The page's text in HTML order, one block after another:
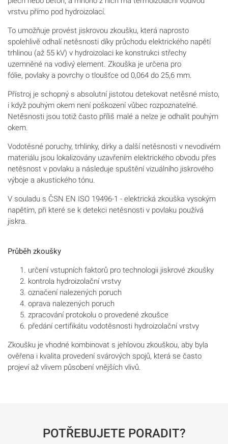
vrstvu přímo pod hydroizolací.
To umožňuje provést jiskrovou zkoušku, která naprosto
spolehlivě odhalí netěsnosti díky průchodu elektrického napětí
trhlinou (až 55 kV) v hydroizolaci ke konstrukci střechy
uzemněné na vodivý element. Zkouška je určena pro
fólie, povlaky a povrchy o tloušťce od 0,064 do 25,6 mm.
Přístroj je schopný s absolutní jistotou detekovat netěsné místo,
i když pouhým okem není poškození vůbec rozpoznatelné.
Netěsnosti jsou totiž často příliš malé a nelze je odhalit pouhým
okem.
Vodotěsné poruchy, trhlinky, dírky a další netěsnosti v nevodivém
materiálu jsou lokalizovány uzavřením elektrického obvodu přes
netěsnost v povlaku a následuje spuštění vizuálního jiskrového
výboje a akustického tónu.
V souladu s ČSN EN ISO 19496-1 - elektrická zkouška vysokým
napětím, při které se k detekci netěsnosti v povlaku používá
jiskra.
Průběh zkoušky
určení vstupních faktorů pro technologii jiskrové zkoušky
kontrola hydroizolační vrstvy
označení nalezených poruch
oprava nalezených poruch
zpracování protokolu o provedené zkoušce
předání certifikátu vodotěsnosti hydroizolační vrstvy
Zkoušku je vhodné kombinovat s jehlovou zkouškou, aby byla
ověřena i kvalita provedení svárových spojů, která se často
projeví až vlivem působení vnějších vlivů.
POTŘEBUJETE PORADIT?